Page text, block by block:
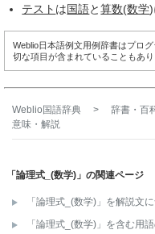
テスト は国語と算数(数学
Weblio日本語例文用例辞書はプロ
切な項目が含まれていることもあ
Weblio国語辞典 > 辞書・百
意味・解説
「論理式_(数学)」の関連ページ
「論理式_(数学)」を解説文
「論理式_(数学)」を含む用語